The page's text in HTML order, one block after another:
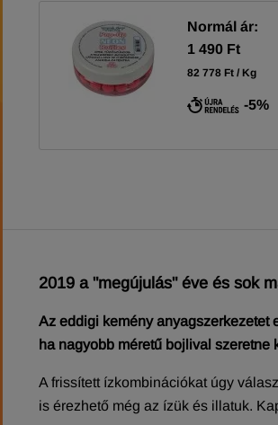
Normál ár:
1 490 Ft
82 778 Ft / Kg
-5%
2019 a "megújulás" éve és sok
Az eddigi kemény anyagszerkezetet
ha nagyobb méretű bojlival
A frissített ízkombinációkat úgy
is érezhető még az ízük és illatuk.